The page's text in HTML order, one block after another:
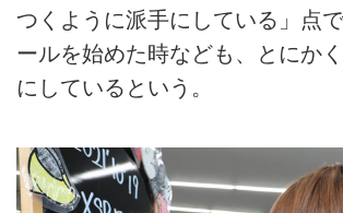
つくように派手にしている」点
ールを始めた時なども、とにか
にしているという。